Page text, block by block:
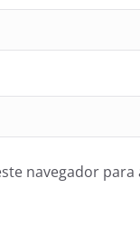
navegador